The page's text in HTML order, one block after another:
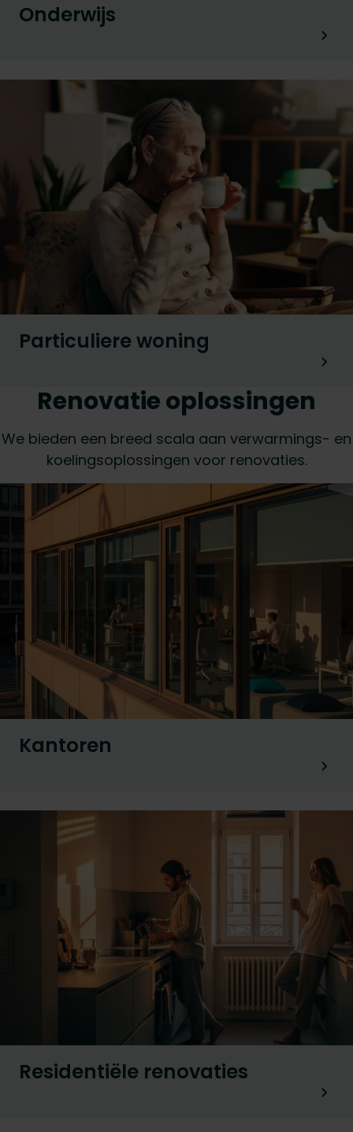
Onderwijs
Particuliere woning
Renovatie oplossingen
We bieden een breed scala aan verwarmings- en
koelingsoplossingen voor renovaties.
Kantoren
Residentiële renovaties